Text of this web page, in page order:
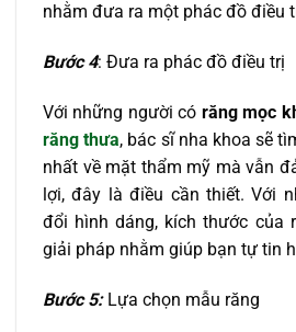
nhằm đưa ra một phác đồ điều
Bước 4: Đưa ra phác đồ điều trị
Với những người có răng mọc
răng thưa, bác sĩ nha khoa sẽ
nhất về mặt thẩm mỹ mà vẫn
lợi, đây là điều cần thiết. Với
đổi hình dáng, kích thước của
giải pháp nhằm giúp bạn tự tin
Bước 5:Lựa chọn mẫu răng